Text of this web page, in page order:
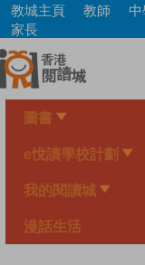
Skip
main
content
教城主頁 教師
家長
圖書
e悅讀學校計劃
我的閱讀城
漫話生活